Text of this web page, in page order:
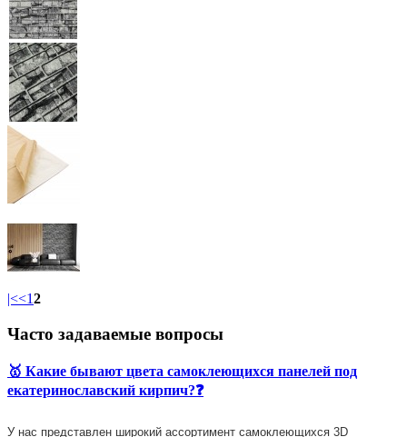
|<<12
Часто задаваемые вопросы
🥇 Какие бывают цвета самоклеющихся панелей под
екатеринославский кирпич?❓
У нас представлен широкий ассортимент самоклеющихся 3D